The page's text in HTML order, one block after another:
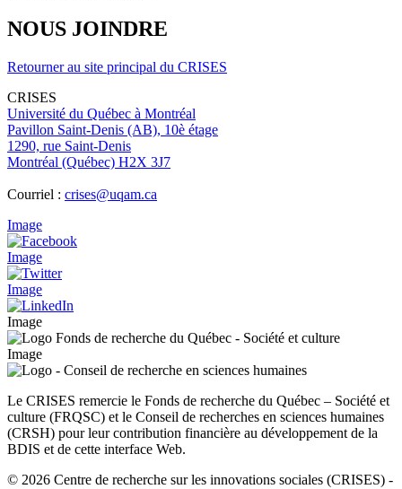
NOUS JOINDRE
Retourner au site principal du CRISES
CRISES
Université du Québec à Montréal
Pavillon Saint-Denis (AB), 10è étage
1290, rue Saint-Denis
Montréal (Québec) H2X 3J7
Courriel : crises@uqam.ca
Image
Image
Image
Image
Image
Le CRISES remercie le Fonds de recherche du Québec – Société et
culture (FRQSC) et le Conseil de recherches en sciences humaines
(CRSH) pour leur contribution financière au développement de la
BDIS et de cette interface Web.
© 2026 Centre de recherche sur les innovations sociales (CRISES) -